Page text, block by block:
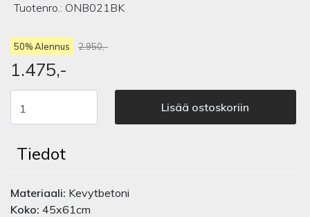
Tuotenro.: ONB021BK
50% Alennus 2.950,-
1.475,-
Lisää ostoskoriin
Tiedot
Materiaali: Kevytbetoni
Koko: 45x61cm